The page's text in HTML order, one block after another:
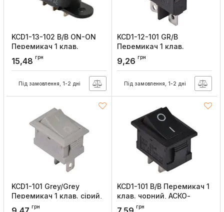
KCD1-13-102 B/B ON-ON
Перемикач 1 клав.
чорний, АСКО-УКРЕМ
Артикул:
15,48 грн
Під замовлення, 1-2 дні
KCD1-12-101 GR/B
Перемикач 1 клав.
(зелена овальна
клавіша), АСКО-УКРЕМ
9,26 грн
Під замовлення, 1-2 дні
KCD1-101 Grey/Grey
Перемикач 1 клав. сірий,
АСКО-УКРЕМ
грн
KCD1-101 B/B Перемикач 1
клав. чорний, АСКО-
УКРЕМгрн